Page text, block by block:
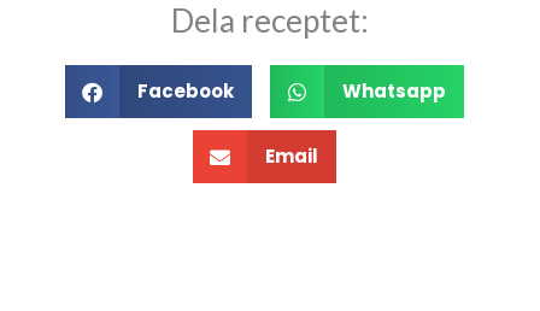
Dela receptet:
Facebook Whatsapp
Email